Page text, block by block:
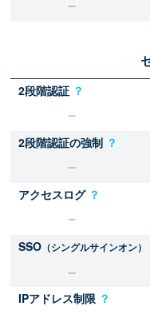
2段階認証 ？
2段階認証の強制 ？
アクセスログ ？
SSO （シングルサインオン）
IPアドレス制限 ？